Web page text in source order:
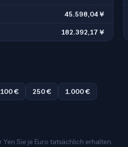
45.598,04 ¥
182.392,17 ¥
100 € 250 € 1.000 €
Sie je Euro tatsächlich erhalten.